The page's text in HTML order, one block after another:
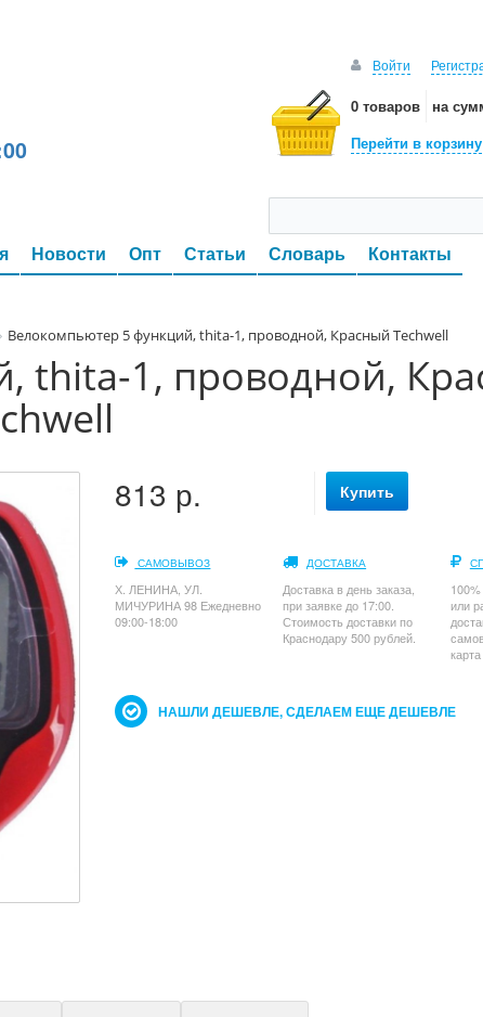
Войти
0 товаров на
Перейти в корзину
Новости Опт Статьи Словарь Контакты
Велокомпьютер 5 функций, thita-1, проводной, Красный Techwell
thita-1, проводной,
813 р. Купить
САМОВЫВОЗ
Х. ЛЕНИНА, УЛ.
МИЧУРИНА 98 Ежедневно
09:00-18:00
ДОСТАВКА
Доставка в день заказа,
при заявке до 17:00.
Стоимость доставки по
Краснодару 500 рублей.
или
карта
НАШЛИ ДЕШЕВЛЕ, СДЕЛАЕМ ЕЩЕ ДЕШЕВЛЕ